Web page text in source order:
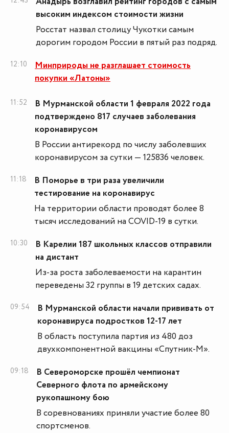
высоким индексом стоимости жизни
Росстат назвал столицу Чукотки самым
дорогим городом России в пятый раз подряд.
12:10
Минприроды не разглашает стоимость
покупки «Латоны»
11:52
В Мурманской области 1 февраля 2022 года
подтверждено 817 случаев заболевания
коронавирусом
В России антирекорд по числу заболевших
коронавирусом за сутки — 125836 человек.
11:18
В Поморье в три раза увеличили
тестирование на коронавирус
На территории области проводят более 8
тысяч исследований на COVID-19 в сутки.
10:30
В Карелии 187 школьных классов отправили
на дистант
Из-за роста заболеваемости на карантин
переведены 32 группы в 19 детских садах.
09:54
В Мурманской области начали прививать от
коронавируса подростков 12-17 лет
В область поступила партия из 480 доз
двухкомпонентной вакцины «Спутник-М».
09:18
В Североморске прошёл чемпионат
Северного флота по армейскому
рукопашному бою
В соревнованиях приняли участие более 80
спортсменов.